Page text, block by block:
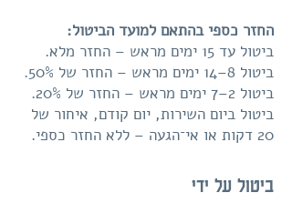
החזר כספי בהתאם למועד הביטול:
ביטול עד 15 ימים מראש – החזר מלא.
ביטול 8–14 ימים מראש – החזר של 50%.
ביטול 2–7 ימים מראש – החזר של 20%.
ביטול ביום השירות, יום קודם, איחור של
20 דקות או אי־הגעה – ללא החזר כספי.
ביטול על ידי